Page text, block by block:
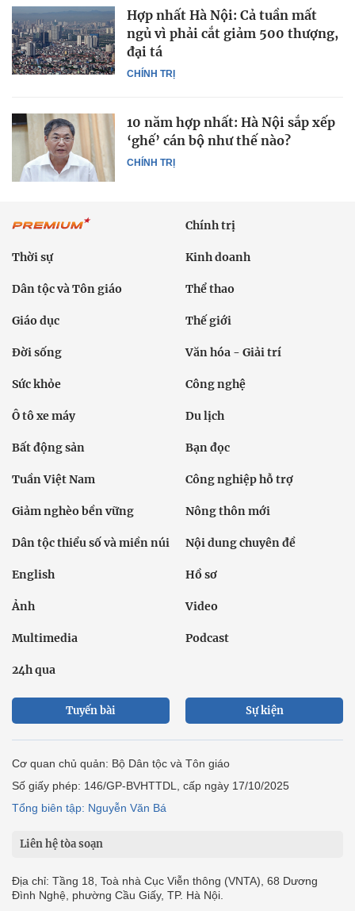
CHÍNH TRỊ
Hợp nhất Hà Nội: Cả tuần mất
ngủ vì phải cắt giảm 500 thượng,
đại tá
CHÍNH TRỊ
10 năm hợp nhất: Hà Nội sắp xếp
‘ghế’ cán bộ như thế nào?
Chính trị
Thời sự Kinh doanh
Dân tộc và Tôn giáo Thể thao
Giáo dục Thế giới
Đời sống Văn hóa - Giải trí
Sức khỏe Công nghệ
Ô tô xe máy Du lịch
Bất động sản Bạn đọc
Tuần Việt Nam Công nghiệp hỗ trợ
Giảm nghèo bền vững Nông thôn mới
Dân tộc thiểu số và miền núi Nội dung chuyên đề
English Hồ sơ
Ảnh Video
Multimedia Podcast
24h qua
Tuyến bài Sự kiện
Cơ quan chủ quản: Bộ Dân tộc và Tôn giáo
Số giấy phép: 146/GP-BVHTTDL, cấp ngày 17/10/2025
Tổng biên tập: Nguyễn Văn Bá
Liên hệ tòa soạn
Địa chỉ: Tầng 18, Toà nhà Cục Viễn thông (VNTA), 68 Dương
Đình Nghệ, phường Cầu Giấy, TP. Hà Nội.